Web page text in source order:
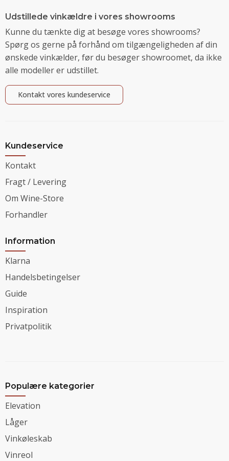
Udstillede vinkældre i vores showrooms
Kunne du tænkte dig at besøge vores showrooms?
Spørg os gerne på forhånd om tilgængeligheden af din
ønskede vinkælder, før du besøger showroomet, da ikke
alle modeller er udstillet.
Kontakt vores kundeservice
Kundeservice
Kontakt
Fragt / Levering
Om Wine-Store
Forhandler
Information
Klarna
Handelsbetingelser
Guide
Inspiration
Privatpolitik
Populære kategorier
Elevation
Låger
Vinkøleskab
Vinreol